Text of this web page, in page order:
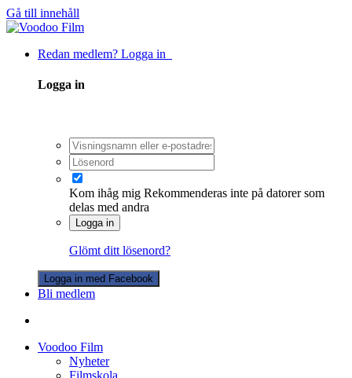
Gå till innehåll
Redan medlem? Logga in
Logga in
Kom ihåg mig Rekommenderas inte på datorer som
delas med andra
Logga in
Glömt ditt lösenord?
Logga in med Facebook
Bli medlem
Voodoo Film
Nyheter
Filmskola